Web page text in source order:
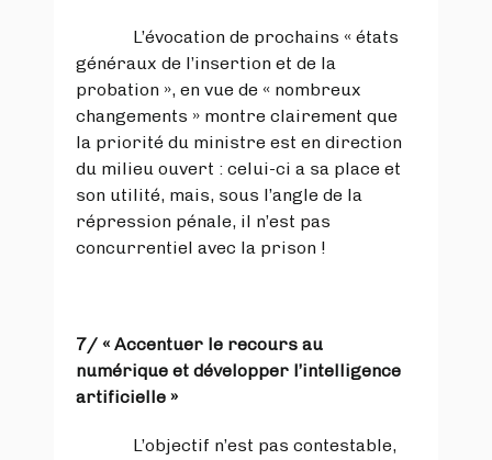
L’évocation de prochains « états
généraux de l’insertion et de la
probation », en vue de « nombreux
changements » montre clairement que
la priorité du ministre est en direction
du milieu ouvert : celui-ci a sa place et
son utilité, mais, sous l’angle de la
répression pénale, il n’est pas
concurrentiel avec la prison !
7/ « Accentuer le recours au
numérique et développer l’intelligence
artificielle »
L’objectif n’est pas contestable,